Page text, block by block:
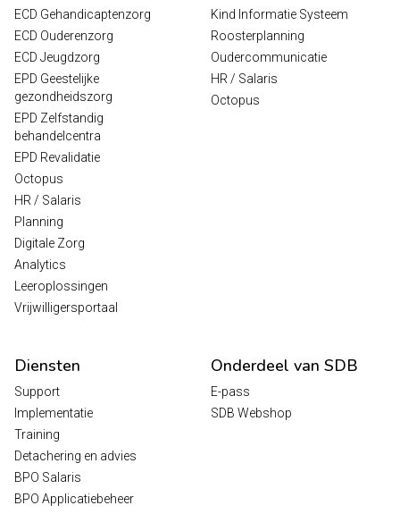
ECD Gehandicaptenzorg
ECD Ouderenzorg
ECD Jeugdzorg
EPD Geestelijke
gezondheidszorg
EPD Zelfstandig
behandelcentra
EPD Revalidatie
Octopus
HR / Salaris
Planning
Digitale Zorg
Analytics
Leeroplossingen
Vrijwilligersportaal
Kind Informatie Systeem
Roosterplanning
Oudercommunicatie
HR / Salaris
Octopus
Diensten
Support
Implementatie
Training
Detachering en advies
BPO Salaris
BPO Applicatiebeheer
Onderdeel van SDB
E-pass
SDB Webshop